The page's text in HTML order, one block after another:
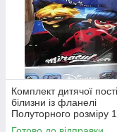
Комплект дитячої
білизни із фланелі
Полуторного розміру
см